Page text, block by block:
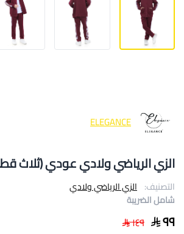
ELEGANCE
الزي الرياضي ولادي عودي (ثلاث
التصنيف: الزي الرياضي ولادي
شامل الضريبة
٩٩ ١٤٩